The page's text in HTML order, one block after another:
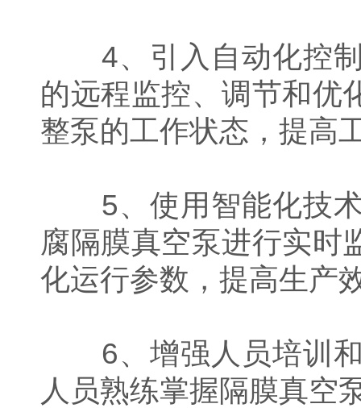
4、引入自动化控制
的远程监控、调节和优
整泵的工作状态，提高
5、使用智能化技术
腐隔膜真空泵进行实时
化运行参数，提高生产
6、增强人员培训和
人员熟练掌握隔膜真空